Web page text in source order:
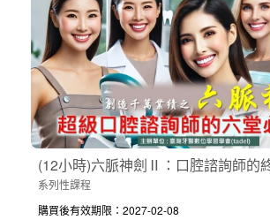
(12小時)六脈神劍Ⅱ：口腔諮詢師的
系列性課程
購買後有效期限：2027-02-08